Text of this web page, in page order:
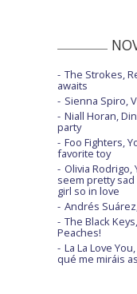
The Strokes,
awaits
Sienna Spiro,
Niall Horan,
party
Foo Fighters,
favorite toy
Olivia Rodrigo,
seem pretty sad
girl so in love
Andrés
The Black Keys,
Peaches!
La La Love
qué me miráis